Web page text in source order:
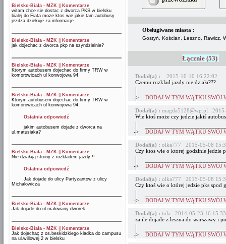
Bielsko-Biała - MZK
Komentarze
witam chce sie dostac z dworca PKS w bielsku
bialej do Fiata moze ktos wie jakie tam autobusy
jezdza dziekuje za informacje
Bielsko-Biała - MZK
Komentarze
jak dojechac z dworca pkp na szyndzielnie?
Bielsko-Biała - MZK
Komentarze
Ktorym autobusem dojechac do firmy TRW w
komorowicach ul konwojowa 94
Bielsko-Biała - MZK
Komentarze
Ktorym autobusem dojechac do firmy TRW w
komorowicach ul konwojowa 94
Ostatnia odpowiedź
jakim autobusem dojade z dworca na
ul.matusiaka?
Bielsko-Biała - MZK
Komentarze
Nie działają strony z rozkładem jazdy !!
Ostatnia odpowiedź
Jak dojade do ulicy Partyzantow z ulicy
Michalowicza
Bielsko-Biała - MZK
Komentarze
Jak dojadę do ul.malowany dworek
Bielsko-Biała - MZK
Komentarze
Jak dojechaç z os.beskidzkiego kładka do campusu
na ul.willowej 2 w bielsku
Obsługiwane miasta :
Gostyń, Kościan, Leszno, Rawicz,
Łącznie (53)
Dodał(a) :
2015-10-10 16:22:02
Czemu rozklad jazdy nie działa???
->
DODAJ W TYM WĄTKU SWÓJ
Dodał(a) : magda5128@wp.pl
Wie ktoś może czy jedzie jakiś
->
DODAJ W TYM WĄTKU SWÓJ
Dodał(a) : olka777 2015-05-08
Czy ktos wie o ktorej godzinie jedzie
->
DODAJ W TYM WĄTKU SWÓJ
Dodał(a) : olka777 2015-05-08
Czy ktoś wie o której jedzie pks spod
->
DODAJ W TYM WĄTKU SWÓJ
Dodał(a) : tula 2014-05-23 16:15:33
za ile dojade z leszna do warszawy i
->
DODAJ W TYM WĄTKU SWÓJ